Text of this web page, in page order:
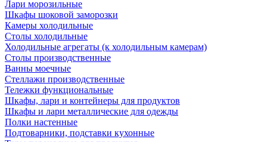
Лари морозильные
Шкафы шоковой заморозки
Камеры холодильные
Столы холодильные
Холодильные агрегаты (к холодильным камерам)
Столы производственные
Ванны моечные
Стеллажи производственные
Тележки функциональные
Шкафы, лари и контейнеры для продуктов
Шкафы и лари металлические для одежды
Полки настенные
Подтоварники, подставки кухонные